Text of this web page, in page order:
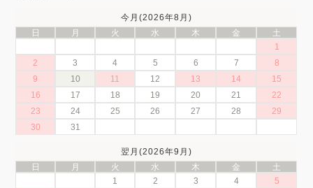
今月(2026年8月)
日
月 火 水 木 金
土
1
2
3 4 5 6 7
8
9
10 11 12 13 14
15
16
17 18 19 20 21
22
23
24 25 26 27 28
29
30
31
翌月(2026年9月)
日
月 火 水 木 金
土
1
2 3 4
5